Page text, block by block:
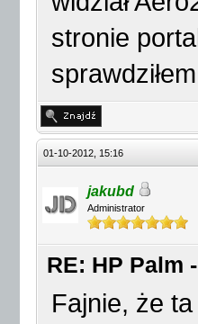
stronie
01-10-2012, 15:16
jakubd
Administrator
RE: HP Palm
Fajnie, że